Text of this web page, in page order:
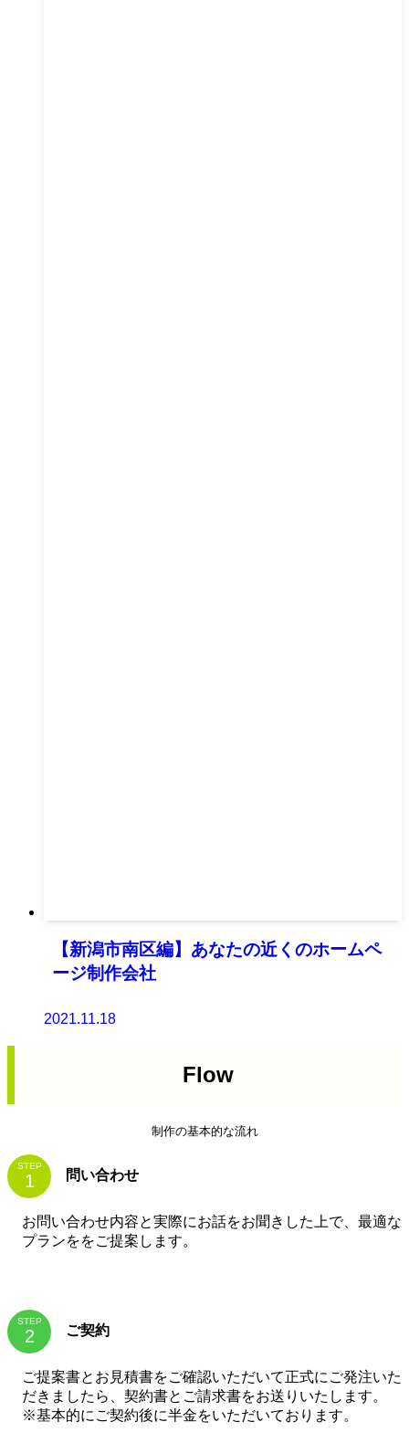
【新潟市南区編】あなたの近くのホームペ
ージ制作会社
2021.11.18
Flow
制作の基本的な流れ
STEP
問い合わせ
お問い合わせ内容と実際にお話をお聞きした上で、最適な
プランををご提案します。
STEP
ご契約
ご提案書とお見積書をご確認いただいて正式にご発注いた
だきましたら、契約書とご請求書をお送りいたします。
※基本的にご契約後に半金をいただいております。